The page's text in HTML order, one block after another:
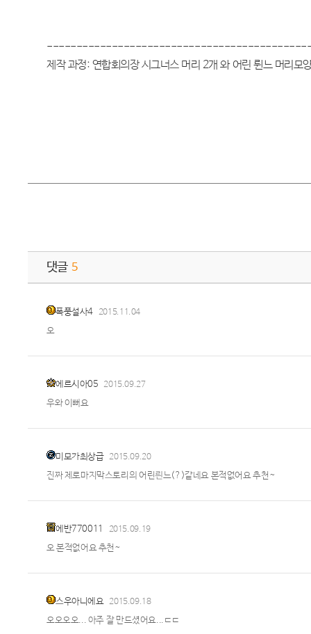
제작 과정: 연합회의장 시그너스 머리 2개 와 어린 륀느 머리모
댓글 5
폭풍설사4 2015.11.04
오
에르시아05 2015.09.27
우와 이뻐요
미모가최상급 2015.09.20
진짜 제로마지막스토리의 어린릔느(?)같네요 본적없어요 추천~
에반770011 2015.09.19
오 본적없어요 추천~
스우아니에요 2015.09.18
오오오오... 아주 잘 만드셨어요...ㄷㄷ